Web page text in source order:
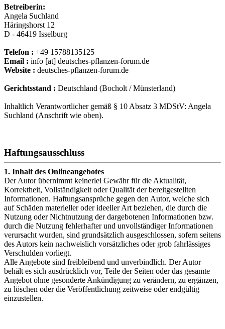
Betreiberin:
Angela Suchland
Häringshorst 12
D - 46419 Isselburg
Telefon : +49 15788135125
Email : info [at] deutsches-pflanzen-forum.de
Website : deutsches-pflanzen-forum.de
Gerichtsstand : Deutschland (Bocholt / Münsterland)
Inhaltlich Verantwortlicher gemäß § 10 Absatz 3 MDStV: Angela
Suchland (Anschrift wie oben).
Haftungsausschluss
1. Inhalt des Onlineangebotes
Der Autor übernimmt keinerlei Gewähr für die Aktualität,
Korrektheit, Vollständigkeit oder Qualität der bereitgestellten
Informationen. Haftungsansprüche gegen den Autor, welche sich
auf Schäden materieller oder ideeller Art beziehen, die durch die
Nutzung oder Nichtnutzung der dargebotenen Informationen bzw.
durch die Nutzung fehlerhafter und unvollständiger Informationen
verursacht wurden, sind grundsätzlich ausgeschlossen, sofern seitens
des Autors kein nachweislich vorsätzliches oder grob fahrlässiges
Verschulden vorliegt.
Alle Angebote sind freibleibend und unverbindlich. Der Autor
behält es sich ausdrücklich vor, Teile der Seiten oder das gesamte
Angebot ohne gesonderte Ankündigung zu verändern, zu ergänzen,
zu löschen oder die Veröffentlichung zeitweise oder endgültig
einzustellen.